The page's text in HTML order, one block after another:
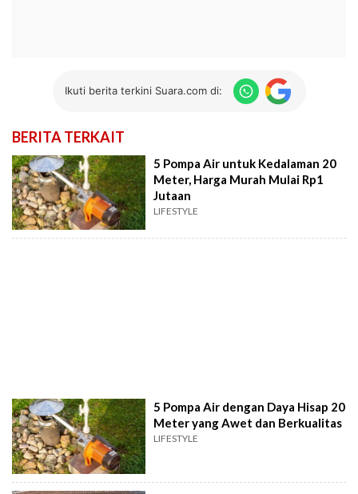
Ikuti berita terkini Suara.com di:
BERITA TERKAIT
5 Pompa Air untuk Kedalaman 20
Meter, Harga Murah Mulai Rp1
Jutaan
LIFESTYLE
5 Pompa Air dengan Daya Hisap 20
Meter yang Awet dan Berkualitas
LIFESTYLE